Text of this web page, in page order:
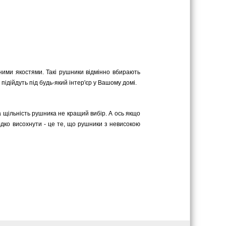
якостями. Такі рушники відмінно вбирають
під будь-який інтер'єр у Вашому домі.
рушника не кращий вибір. А ось якщо
висохнути - це те, що рушники з невисокою